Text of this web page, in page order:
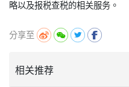
分享至
相关推荐